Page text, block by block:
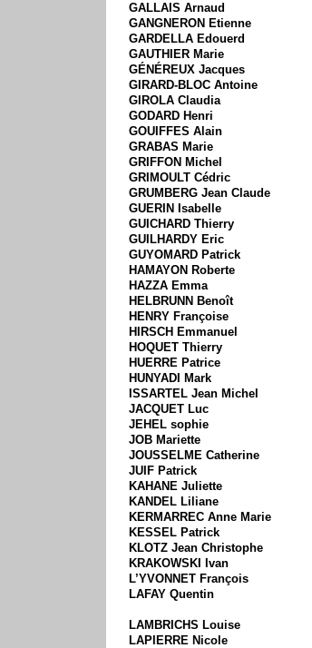
GALLAIS Arnaud
GANGNERON Etienne
GARDELLA Edouerd
GAUTHIER Marie
GÉNÉREUX Jacques
GIRARD-BLOC Antoine
GIROLA Claudia
GODARD Henri
GOUIFFES Alain
GRABAS Marie
GRIFFON Michel
GRIMOULT Cédric
GRUMBERG Jean Claude
GUERIN Isabelle
GUICHARD Thierry
GUILHARDY Eric
GUYOMARD Patrick
HAMAYON Roberte
HAZZA Emma
HELBRUNN Benoît
HENRY Françoise
HIRSCH Emmanuel
HOQUET Thierry
HUERRE Patrice
HUNYADI Mark
ISSARTEL Jean Michel
JACQUET Luc
JEHEL sophie
JOB Mariette
JOUSSELME Catherine
JUIF Patrick
KAHANE Juliette
KANDEL Liliane
KERMARREC Anne Marie
KESSEL Patrick
KLOTZ Jean Christophe
KRAKOWSKI Ivan
L’YVONNET François
LAFAY Quentin
LAMBRICHS Louise
LAPIERRE Nicole